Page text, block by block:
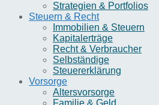
Strategien & Portfolios
Steuern & Recht
Immobilien & Steuern
Kapitalerträge
Recht & Verbraucher
Selbständige
Steuererklärung
Vorsorge
Altersvorsorge
Familie & Geld